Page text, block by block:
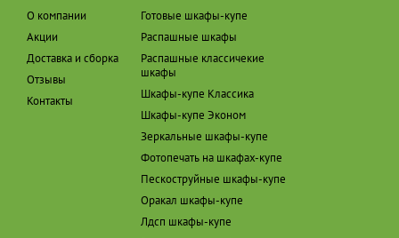
О компании
Акции
Доставка и сборка
Отзывы
Контакты
Готовые шкафы-купе
Распашные шкафы
Распашные классичекие
шкафы
Шкафы-купе Классика
Шкафы-купе Эконом
Зеркальные шкафы-купе
Фотопечать на шкафах-купе
Пескоструйные шкафы-купе
Оракал шкафы-купе
Лдсп шкафы-купе